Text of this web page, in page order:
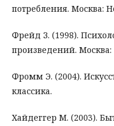
потребления. Москва:
Фрейд З. (1998).
произведений.
Фромм Э. (2004).
классика.
Хайдеггер М. (2003).